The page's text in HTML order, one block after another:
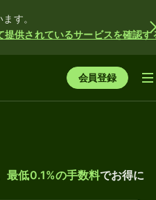
す。
供されているサービスを確認す
会員登録
最低0.1%の手数料でお得に